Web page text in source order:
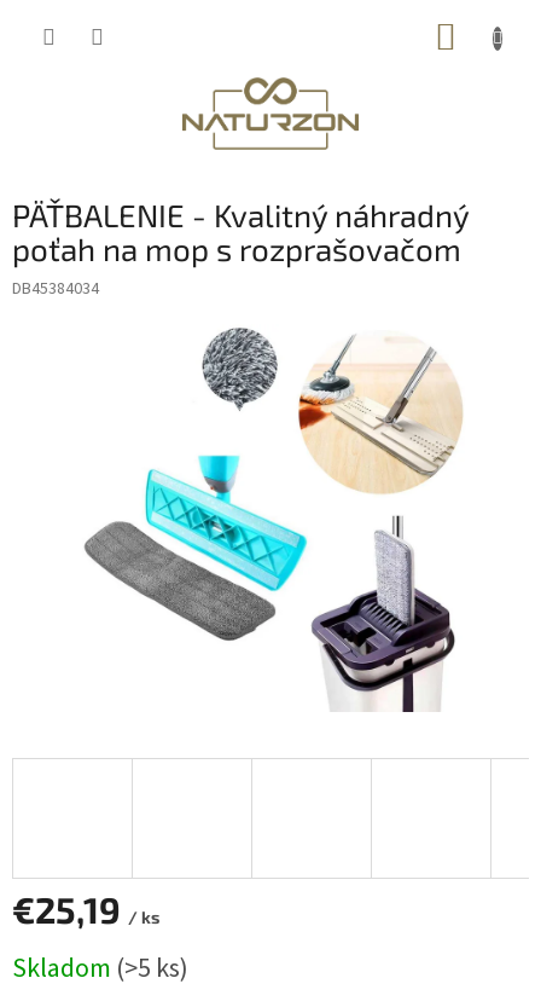
PÄŤBALENIE - Kvalitný náhradný
poťah na mop s rozprašovačom
DB45384034
€25,19 / ks
cena:
Skladom (>5 ks)